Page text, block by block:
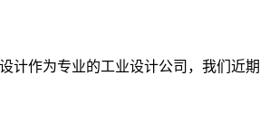
计作为专业的工业设计公司，我们近